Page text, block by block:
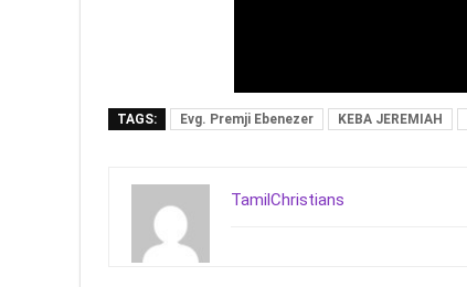
TAGS: Evg. Premji Ebenezer KEBA JEREMIAH
TamilChristians